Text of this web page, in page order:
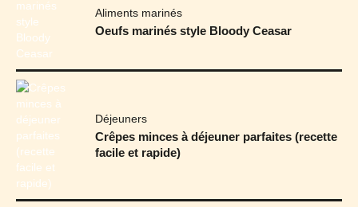
Aliments marinés
Oeufs marinés style Bloody Ceasar
Déjeuners
Crêpes minces à déjeuner parfaites (recette
facile et rapide)